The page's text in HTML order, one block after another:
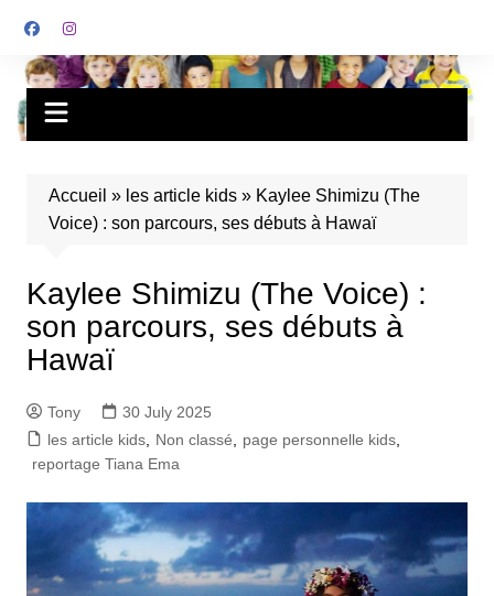
Accueil » les article kids» Kaylee Shimizu (The
Voice) : son parcours, ses débuts à Hawaï
Kaylee Shimizu (The Voice) :
son parcours, ses débuts à
Hawaï
Tony
30 July 2025
les article kids, Non classé page personnelle kids,
reportage Tiana Ema